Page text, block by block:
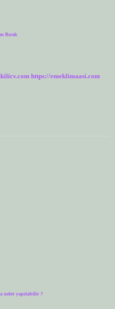
Bırak
https://emeklimaasi.com
neler yapılabilir ?